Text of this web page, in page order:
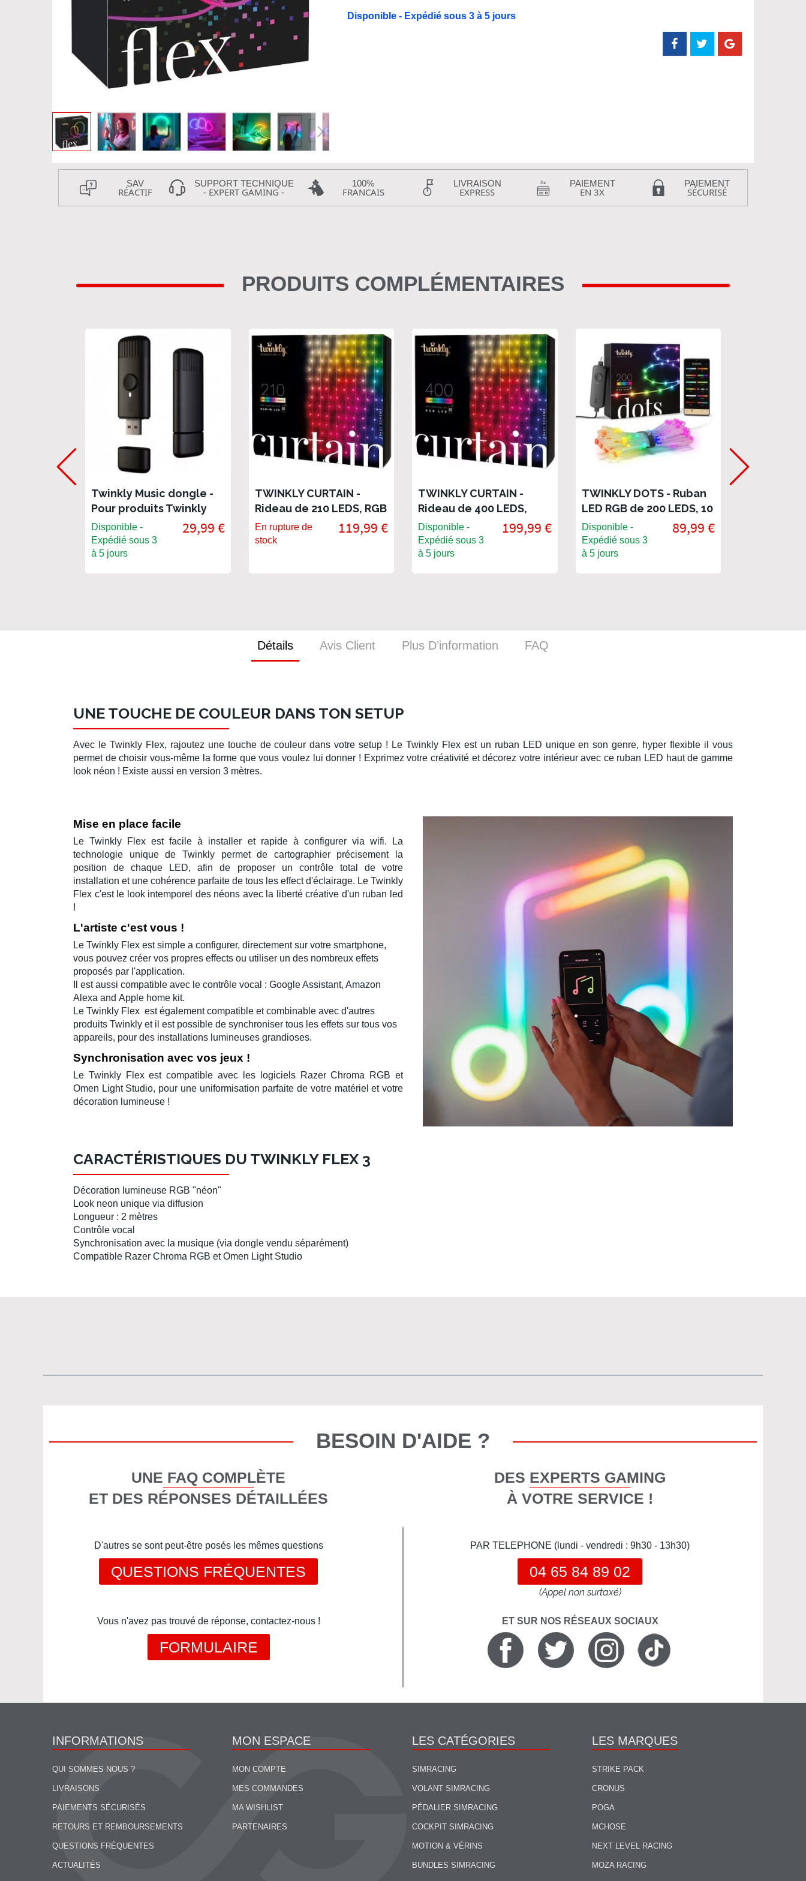
Disponible - Expédié sous 3 à 5 jours
SAV
RÉACTIF
SUPPORT TECHNIQUE
- EXPERT GAMING -
100%
FRANCAIS
LIVRAISON
EXPRESS
PAIEMENT
EN 3X
PAIEMENT
SÉCURISÉ
PRODUITS COMPLÉMENTAIRES
Twinkly Music dongle -
Pour produits Twinkly
Gen 2
Disponible -
Expédié sous 3
à 5 jours
29,99 €
TWINKLY CURTAIN -
Rideau de 210 LEDS, RGB
et White, connecté
En rupture de
stock
119,99 €
TWINKLY CURTAIN -
Rideau de 400 LEDS,
RGB et White, connecté
Disponible -
Expédié sous 3
à 5 jours
199,99 €
TWINKLY DOTS - Ruban
LED RGB de 200 LEDS, 10
mètres, transparent
Disponible -
Expédié sous 3
à 5 jours
89,99 €
Détails
UNE TOUCHE DE COULEUR DANS TON SETUP
Avec le Twinkly Flex, rajoutez une touche de couleur dans votre setup ! Le Twinkly Flex est un ruban LED unique en son genre, hyper flexible il vous
permet de choisir vous-mêmela forme que vous voulez lui donner ! Exprimez votre créativité et décorez votre intérieur avec ce ruban LED haut de gamme
look néon ! Existe aussi en version 3 mètres.
Mise en place facile
LeTwinkly Flexest facile à installer et rapide à configurer via wifi. La
technologie unique de Twinkly permet de cartographier précisement la
position de chaque LED, afin de proposer un contrôle total de votre
installation et une cohérence parfaite de tous les effect d'éclairage. Le Twinkly
Flex c'est le look intemporel des néons avec la liberté créative d'un ruban led
!
L'artiste c'est vous !
Le Twinkly Flex est simple a configurer, directement sur votre smartphone,
vous pouvez créer vos propres effects ou utiliser un des nombreux effets
proposés par l'application.
Il est aussi compatible avec le contrôle vocal : Google Assistant, Amazon
Alexa and Apple home kit.
Le Twinkly Flex est également compatible et combinable avec d'autres
produits Twinkly et il est possible de synchroniser tous les effets sur tous vos
appareils, pour des installations lumineuses grandioses.
Synchronisation avec vos jeux !
Le Twinkly Flexest compatible avec les logiciels Razer Chroma RGB et
Omen Light Studio, pour une uniformisation parfaite de votre matériel et votre
décoration lumineuse !
CARACTÉRISTIQUES DU TWINKLY FLEX 3
Décoration lumineuse RGB "néon"
Look neon unique via diffusion
Longueur : 2 mètres
Contrôle vocal
Synchronisation avec la musique (via dongle vendu séparément)
Compatible Razer Chroma RGB etOmen Light Studio
Avis Client Plus D’information FAQ
BESOIN D'AIDE ?
UNE FAQ COMPLÈTE
ET DES RÉPONSES DÉTAILLÉES
D'autres se sont peut-être posés les mêmes questions
QUESTIONS FRÉQUENTES
Vous n'avez pas trouvé de réponse, contactez-nous !
FORMULAIRE
DES EXPERTS GAMING
À VOTRE SERVICE !
PAR TELEPHONE (lundi - vendredi : 9h30 - 13h30)
04 65 84 89 02
(Appel non surtaxé)
ET SUR NOS RÉSEAUX SOCIAUX
INFORMATIONS
QUI SOMMES NOUS ?
LIVRAISONS
PAIEMENTS SÉCURISÉS
RETOURS ET REMBOURSEMENTS
QUESTIONS FRÉQUENTES
ACTUALITÉS
MON ESPACE
MON COMPTE
MES COMMANDES
MA WISHLIST
PARTENAIRES
LES CATÉGORIES
SIMRACING
VOLANT SIMRACING
PÉDALIER SIMRACING
COCKPIT SIMRACING
MOTION & VÉRINS
BUNDLES SIMRACING
LES MARQUES
STRIKE PACK
CRONUS
POGA
MCHOSE
NEXT LEVEL RACING
MOZA RACING